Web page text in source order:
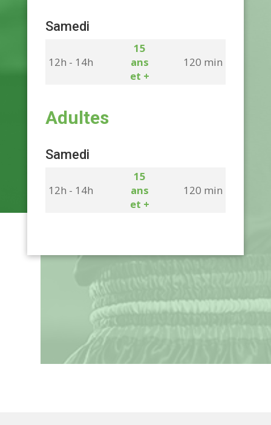
Samedi
12h - 14h
15
ans
et +
120 min
Adultes
Samedi
12h - 14h
15
ans
et +
120 min